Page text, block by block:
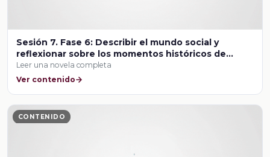
Sesión 7. Fase 6: Describir el mundo social y
reflexionar sobre los momentos históricos de
referencia
Leer una novela completa
Ver contenido
CONTENIDO